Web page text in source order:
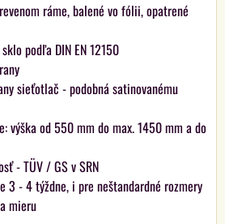
ráme, balené vo fólii, opatrené
podľa DIN EN 12150
sieťotlač - podobná satinovanému
výška od 550 mm do max. 1450 mm a do
- TÜV / GS v SRN
3 - 4 týždne, i pre neštandardné rozmery
mieru